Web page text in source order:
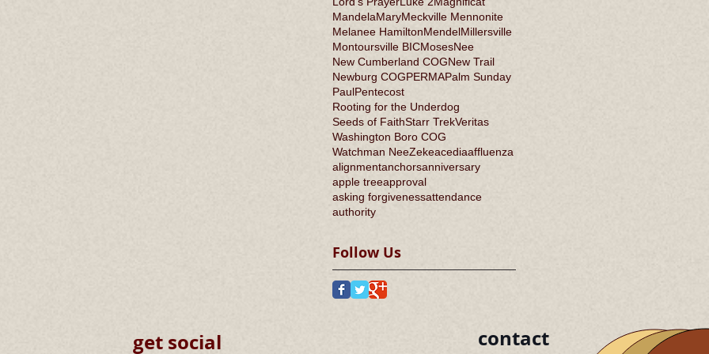
MandelaMaryMeckville Mennonite
Melanee HamiltonMendelMillersville
Montoursville BICMosesNee
New Cumberland COGNew Trail
Newburg COGPERMAPalm Sunday
PaulPentecost
Rooting for the Underdog
Seeds of FaithStarr TrekVeritas
Washington Boro COG
Watchman NeeZekeacediaaffluenza
alignmentanchorsanniversary
apple treeapproval
asking forgivenessattendance
authority
Follow Us
get social contact